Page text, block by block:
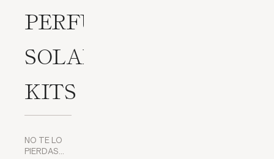
PERFUMES
SOLARES
KITS
NO TE LO
PIERDAS…